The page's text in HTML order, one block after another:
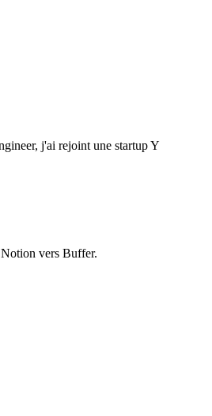
j'ai rejoint une startup Y
vers Buffer.